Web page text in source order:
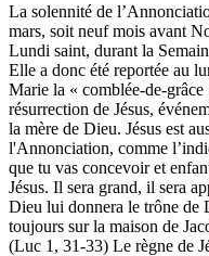
La solennité de
mars, soit neuf mois avant
Lundi saint, durant la
Elle a donc été reportée au
Marie la « comblée-de-
résurrection de Jésus,
la mère de Dieu. Jésus est
l'Annonciation, comme
que tu vas concevoir et
Jésus. Il sera grand, il sera
Dieu lui donnera le trône de
toujours sur la maison de
(Luc 1, 31-33) Le règne de